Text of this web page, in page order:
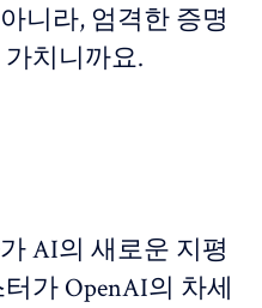
니라, 엄격한 증명
치니까요.
AI의 새로운 지평
가 OpenAI의 차세